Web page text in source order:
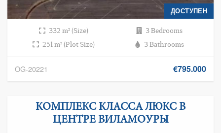
ДОСТУПЕН
332 m² (Size)
3 Bedrooms
251 m² (Plot Size)
3 Bathrooms
OG-20221 €795.000
КОМПЛЕКС КЛАССА ЛЮКС В
ЦЕНТРЕ ВИЛАМОУРЫ